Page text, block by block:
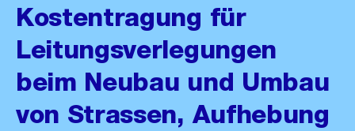
Kostentragung für
Leitungsverlegungen
beim Neubau und Umbau
von Strassen, Aufhebung